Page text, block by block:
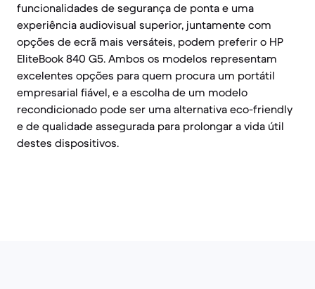
funcionalidades de segurança de ponta e uma
experiência audiovisual superior, juntamente com
opções de ecrã mais versáteis, podem preferir o HP
EliteBook 840 G5. Ambos os modelos representam
excelentes opções para quem procura um portátil
empresarial fiável, e a escolha de um modelo
recondicionado pode ser uma alternativa eco-friendly
e de qualidade assegurada para prolongar a vida útil
destes dispositivos.